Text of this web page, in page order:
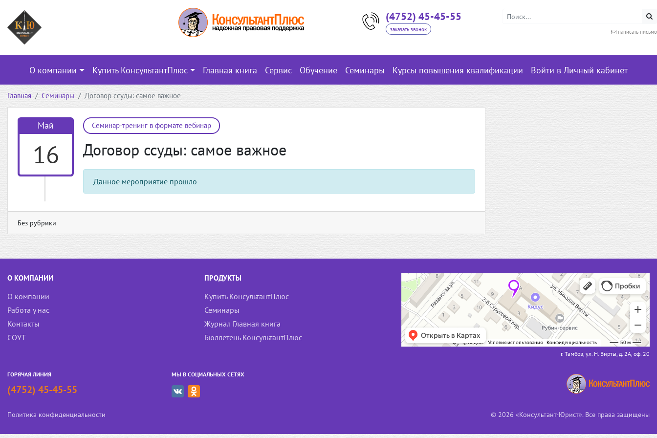
(4752) 45-45-55
заказать звонок написать письмо
О компании Купить КонсультантПлюс Главная книга Сервис Обучение Семинары Курсы повышения квалификации Войти в Личный кабинет
Главная Семинары Договор ссуды: самое важное
Май
16
Семинар-тренинг в формате вебинар
Договор ссуды: самое важное
Данное мероприятие прошло
Без рубрики
О КОМПАНИИ
О компании
Работа у нас
Контакты
СОУТ
ПРОДУКТЫ
Купить КонсультантПлюс
Семинары
Журнал Главная книга
Бюллетень КонсультантПлюс
г. Тамбов, ул. Н. Вирты, д. 2А, оф. 20
ГОРЯЧАЯ ЛИНИЯ
(4752) 45-45-55
МЫ В СОЦИАЛЬНЫХ СЕТЯХ
Политика конфиденциальности © 2026 «Консультант-Юрист». Все права защищены